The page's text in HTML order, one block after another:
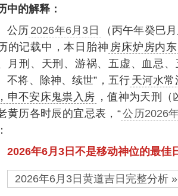
中的解释：
公历 2026年6月3日
（丙午年癸巳
的记载中，本日胎神 房床炉房内东
月刑、天刑、游祸、五虚、血忌
不将、除神、续世”，五行 天河水常
申不安床鬼祟入房 ，值神为天刑
黄历各时辰的宜忌表，“公历2026
2026年6月3日不是移动神位的最佳
2026年6月3日黄道吉日完整分析 »